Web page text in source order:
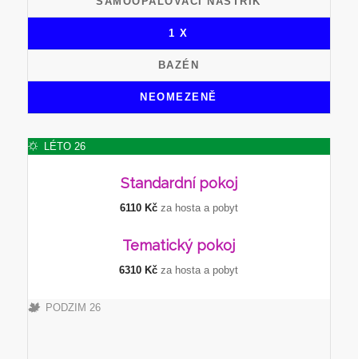
1 X
BAZÉN
NEOMEZENĚ
LÉTO 26
Standardnípokoj
6110 Kčza hosta a pobyt
Tematickýpokoj
6310 Kč za hosta a pobyt
PODZIM 26